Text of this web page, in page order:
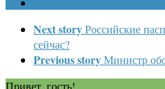
Next storyРоссийские
сейчас?
Previous storyМинистр
Привет, гость!